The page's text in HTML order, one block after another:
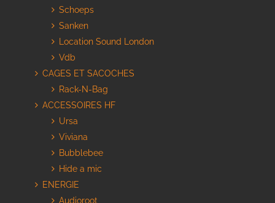
Schoeps
Sanken
Location Sound London
Vdb
CAGES ET SACOCHES
Rack-N-Bag
ACCESSOIRES HF
Ursa
Viviana
Bubblebee
Hide a mic
ENERGIE
Audioroot